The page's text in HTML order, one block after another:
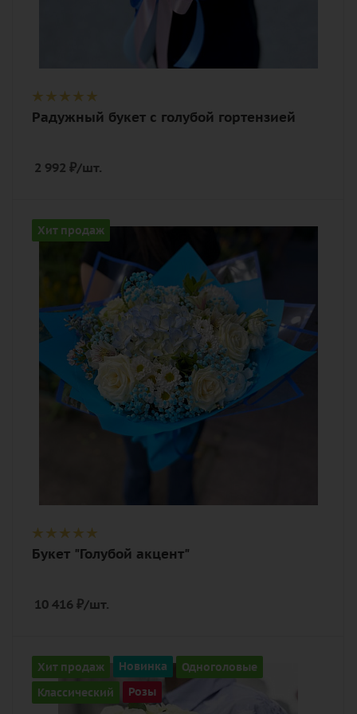
Радужный букет с голубой гортензией
2 992 ₽/шт.
Хит продаж
Цвет
белый, голубой
альстромерия, гипсофилы, гортензия,
роза, хризантема кустовая, эустома
(лизиантус), зелень, лента,
дизайнерская упаковка
Букет "Голубой акцент"
10 416 ₽/шт.
Хит продаж Новинка
Одноголовые
Классический
Розы
Количество
51